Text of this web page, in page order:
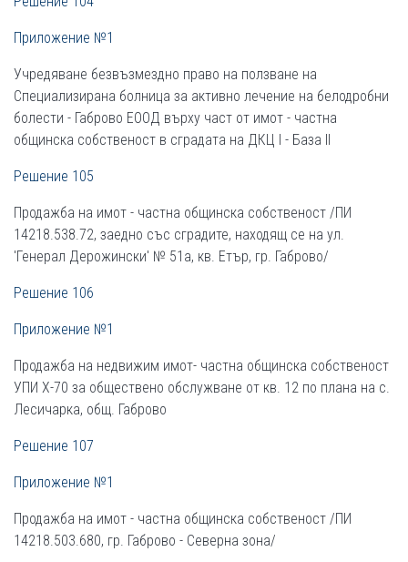
Приложение №1
Учредяване безвъзмездно право на ползване на
Специализирана болница за активно лечение на белодробни
болести - Габрово ЕООД върху част от имот - частна
общинска собственост в сградата на ДКЦ І - База ІІ
Решение 105
Продажба на имот - частна общинска собственост /ПИ
14218.538.72, заедно със сградите, находящ се на ул.
'Генерал Дерожински' № 51а, кв. Етър, гр. Габрово/
Решение 106
Приложение №1
Продажба на недвижим имот- частна общинска собственост
УПИ Х-70 за обществено обслужване от кв. 12 по плана на с.
Лесичарка, общ. Габрово
Решение 107
Приложение №1
Продажба на имот - частна общинска собственост /ПИ
14218.503.680, гр. Габрово - Северна зона/